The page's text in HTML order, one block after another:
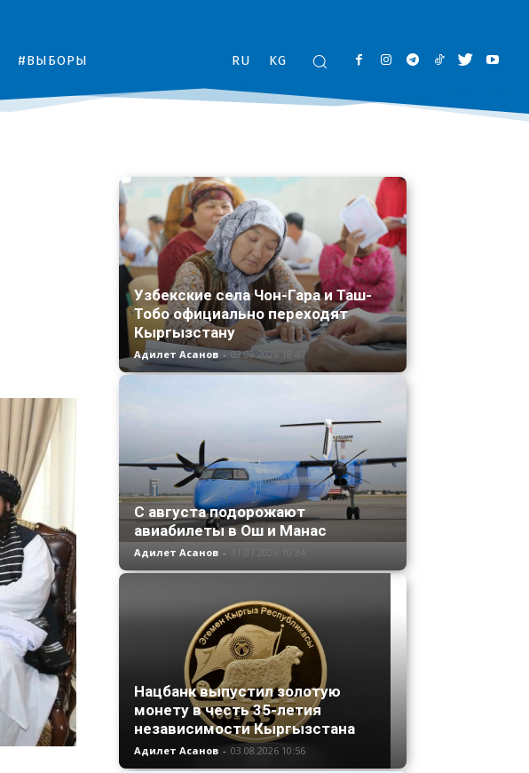
#ВЫБОРЫ RU KG
Узбекские села Чон-Гара и Таш-
Тобо официально переходят
Кыргызстану
Адилет Асанов - 03.08.2026 18:47
С августа подорожают
авиабилеты в Ош и Манас
Адилет Асанов - 31.07.2026 10:34
Нацбанк выпустил золотую
монету в честь 35-летия
независимости Кыргызстана
Адилет Асанов - 03.08.2026 10:56